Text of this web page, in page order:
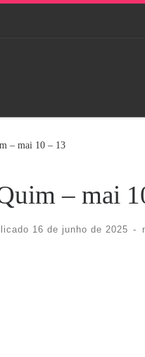
– mai 10 – 13
– mai
16 de junho de 2025 -